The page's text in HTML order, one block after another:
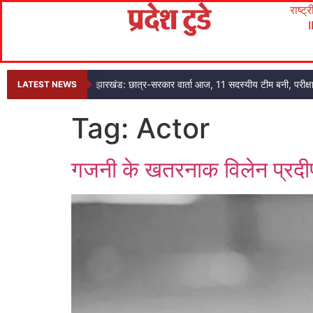
LATEST NEWS झारखंड: छात्र-सरकार वार्ता आज, 11 सदस्यीय टीम बनी,
Tag: Actor
गजनी के खतरनाक विलेन